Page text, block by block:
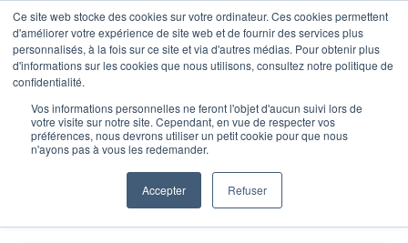
Ce site web stocke des cookies sur votre ordinateur. Ces cookies permettent
d'améliorer votre expérience de site web et de fournir des services plus
personnalisés, à la fois sur ce site et via d'autres médias. Pour obtenir plus
d'informations sur les cookies que nous utilisons, consultez notre politique de
confidentialité.
Vos informations personnelles ne feront l'objet d'aucun suivi lors de
votre visite sur notre site. Cependant, en vue de respecter vos
préférences, nous devrons utiliser un petit cookie pour que nous
n'ayons pas à vous les redemander.
Accepter Refuser
La journée des
auteurs de juin 2025
(Objectif Projet)